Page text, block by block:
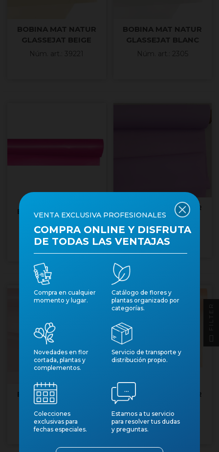
BOBINA MAT NATUR
GLASSEJAT BEIGE
69x50mt
Núm. art.: 39221
BOBINA MAT NATUR
GLASSEJAT BLANC
70x50mt
Núm. art.: 2305
BOBINA MAT NATUR
69x50mt
Núm. art.: 41283
BOBINA MAT NATUR
GLASSEJAT MALVA
70cm X50mt
Núm. art.: 39552
BOBINA MAT NATUR
GLASSEJAT ROSA
69x50mt
Núm. art.: 39220
BOBINA MAT NATUR
69x50mt
Núm. art.: 39224
VENTA EXCLUSIVA PROFESIONALES
COMPRA ONLINE Y DISFRUTA
DE TODAS LAS VENTAJAS
Compra en cualquier
momento y lugar.
Catálogo de flores y
plantas organizado por
categorías.
Novedades en flor
cortada, plantas y
complementos.
Servicio de transporte y
distribución propio.
Colecciones
exclusivas para
fechas especiales.
Estamos a tu servicio
para resolver tus dudas
y preguntas.
FILTER